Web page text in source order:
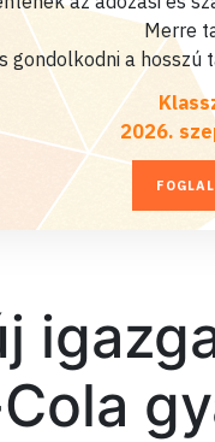
Merre
gondolkodni a
2026.